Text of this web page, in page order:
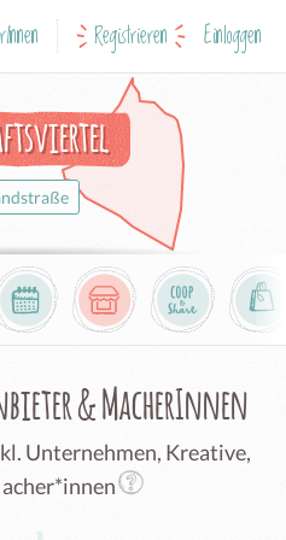
Registrieren Einloggen
& MacherInnen
Unternehmen, Kreative,